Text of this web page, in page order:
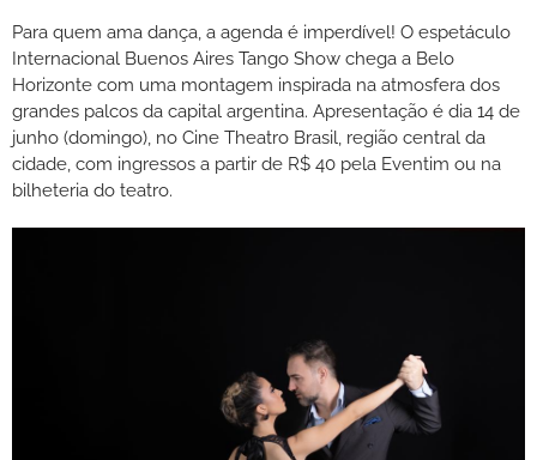
Para quem ama dança, a agenda é imperdível! O espetáculo
Internacional Buenos Aires Tango Show chega a Belo
Horizonte com uma montagem inspirada na atmosfera dos
grandes palcos da capital argentina. Apresentação é dia 14 de
junho (domingo), no Cine Theatro Brasil, região central da
cidade, com ingressos a partir de R$ 40 pela Eventim ou na
bilheteria do teatro.